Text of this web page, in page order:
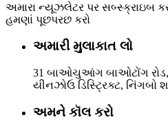
અમારા ન્યૂઝલેટર પર સબ્સ્ક્રાઇબ
હમણાં પૂછપરછ કરો
અમારી મુલાકાત લો
31 બાઓચુઆંગ બાઓટોંગ
યીનઝોઉ ડિસ્ટ્રિક્ટ, નિંગબો
અમને કૉલ કરો